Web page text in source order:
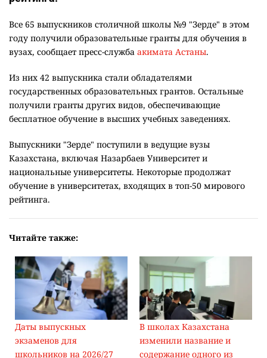
Все 65 выпускников столичной школы №9 "Зерде" в этом
году получили образовательные гранты для обучения в
вузах, сообщает пресс-служба акимата Астаны.
Из них 42 выпускника стали обладателями
государственных образовательных грантов. Остальные
получили гранты других видов, обеспечивающие
бесплатное обучение в высших учебных заведениях.
Выпускники "Зерде" поступили в ведущие вузы
Казахстана, включая Назарбаев Университет и
национальные университеты. Некоторые продолжат
обучение в университетах, входящих в топ-50 мирового
рейтинга.
Читайте также:
Даты выпускных
экзаменов для
школьников на 2026/27
В школах Казахстана
изменили название и
содержание одного из